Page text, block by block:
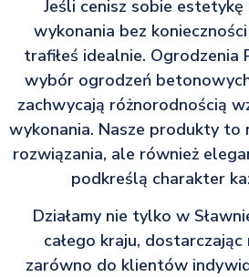
Jeśli cenisz sobie
wykonania bez
trafiłeś idealnie. Ogrodzenia
wybór ogrodzeń
zachwycają różnorodnością
wykonania. Nasze produkty to
rozwiązania, ale również
podkreślą charakter
Działamy nie tylko w
całego kraju,
zarówno do klientów